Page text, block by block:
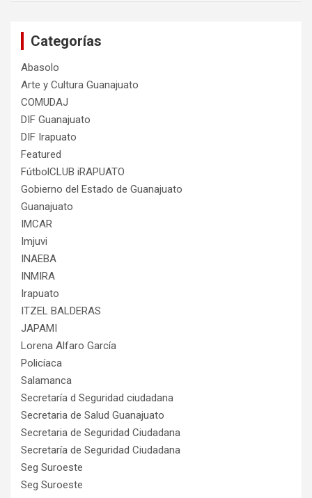
Categorías
Abasolo
Arte y Cultura Guanajuato
COMUDAJ
DIF Guanajuato
DIF Irapuato
Featured
FútbolCLUB iRAPUATO
Gobierno del Estado de Guanajuato
Guanajuato
IMCAR
Imjuvi
INAEBA
INMIRA
Irapuato
ITZEL BALDERAS
JAPAMI
Lorena Alfaro García
Policíaca
Salamanca
Secretaría d Seguridad ciudadana
Secretaria de Salud Guanajuato
Secretaria de Seguridad Ciudadana
Secretaría de Seguridad Ciudadana
Seg Suroeste
Seg Suroeste